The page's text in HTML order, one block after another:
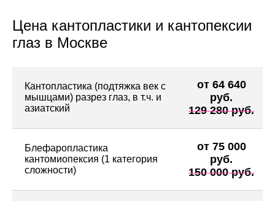
Цена кантопластики и кантопексии
глаз в Москве
Кантопластика (подтяжка век с
мышцами) разрез глаз, в т.ч. и
азиатский
от 64 640
руб.
129 280 руб.
Блефаропластика
кантомиопексия (1 категория
сложности)
от 75 000
руб.
150 000 руб.